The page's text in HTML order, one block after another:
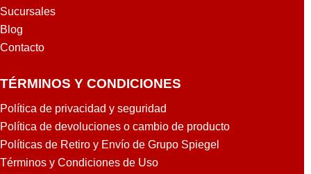
Sucursales
Blog
Contacto
TÉRMINOS Y CONDICIONES
Política de privacidad y seguridad
Política de devoluciones o cambio de producto
Políticas de Retiro y Envío de Grupo Spiegel
Términos y Condiciones de Uso